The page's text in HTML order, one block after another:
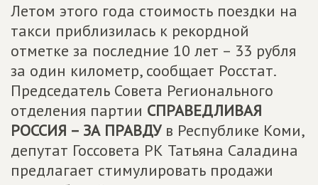
Летом этого года стоимость поездки на
такси приблизилась к рекордной
отметке за последние 10 лет – 33 рубля
за один километр, сообщает Росстат.
Председатель Совета Регионального
отделения партии СПРАВЕДЛИВАЯ
РОССИЯ – ЗА ПРАВДУв Республике Коми,
депутат Госсовета РК Татьяна Саладина
предлагает стимулировать продажи